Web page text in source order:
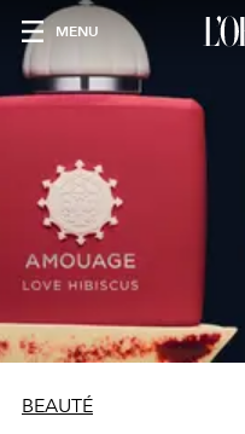
MENU
BEAUTÉ